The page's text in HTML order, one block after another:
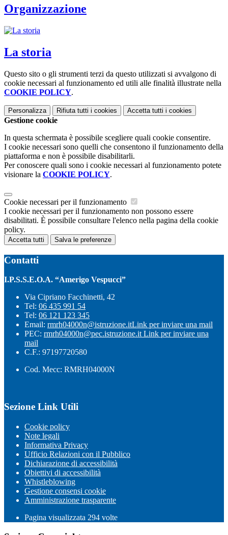
Organizzazione
La storia
Questo sito o gli strumenti terzi da questo utilizzati si avvalgono di
cookie necessari al funzionamento ed utili alle finalità illustrate nella
COOKIE POLICY.
Personalizza Rifiuta tutti i cookies Accetta tutti i cookies
Gestione cookie
In questa schermata è possibile scegliere quali cookie consentire.
I cookie necessari sono quelli che consentono il funzionamento della
piattaforma e non è possibile disabilitarli.
Per conoscere quali sono i cookie necessari al funzionamento potete
visionare la COOKIE POLICY.
Cookie necessari per il funzionamento
I cookie necessari per il funzionamento non possono essere
disabilitati. È possibile consultare l'elenco nella pagina della cookie
policy.
Accetta tutti Salva le preferenze
Contatti
I.P.S.S.E.O.A. “Amerigo Vespucci”
Via Cipriano Facchinetti, 42
Tel: 06 435 991 54
Tel: 06 121 123 345
Email: rmrh04000n@istruzione.itLink per inviare una mail
PEC: rmrh04000n@pec.istruzione.it Link per inviare una
mail
C.F.: 97197720580
Cod. Mecc: RMRH04000N
Sezione Link Utili
Cookie policy
Note legali
Informativa Privacy
Ufficio Relazioni con il Pubblico
Dichiarazione di accessibilità
Obiettivi di accessibilità
Whistleblowing
Gestione consensi cookie
Amministrazione trasparente
Pagina visualizzata 294 volte